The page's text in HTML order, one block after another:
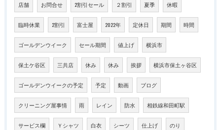
店舗 お問合せ 2割引セール ２割引 夏季 休暇
臨時休業 2割引 富士屋 2022年 定休日 期間 時間
ゴールデンウイーク セール期間 値上げ 横浜市
保土ケ谷区 三共店 休み 休み 挨拶 横浜市保土ヶ谷区
ゴールデンウイークの予定 予定 動画 ブログ
クリーニング屋事情 雨 レイン 防水 相鉄線和田町駅
サービス欄 Ｙシャツ 白衣 シーツ 仕上げ のり